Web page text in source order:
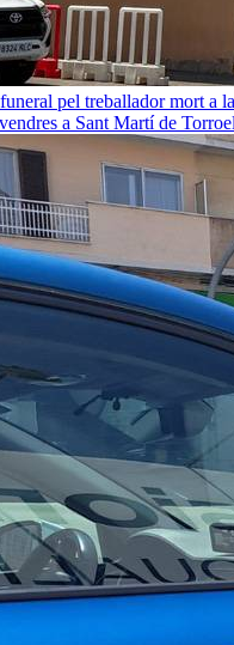
pel treballador mort a
a Sant Martí de